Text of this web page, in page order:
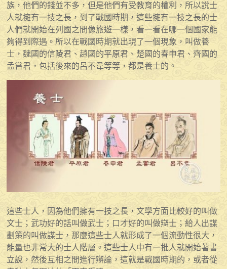
族，他們的錢並不多，但是他們有受教育的權利，所以說士
人就擁有一技之長，到了戰國時期，這些擁有一技之長的士
人們就開始在列國之間像旅遊一樣，看一看在哪一個國家能
夠得到際遇。所以在戰國時期就出現了一個現象，叫做養
士，魏國的信陵君、趙國的平原君、楚國的春申君、齊國的
孟嘗君，包括後來的呂不韋等等，都是養士的。
這些士人，因為他們擁有一技之長，文學方面比較好的叫做
文士；武功好的話叫做武士；口才好的叫做辯士；給人出謀
劃策的叫做謀士，那麼這些士人就形成了一個流動性很大，
能量也非常大的士人階層。這些士人中有一批人就開始著書
立說，然後互相之間進行辯論，這就是戰國時期的，或者從